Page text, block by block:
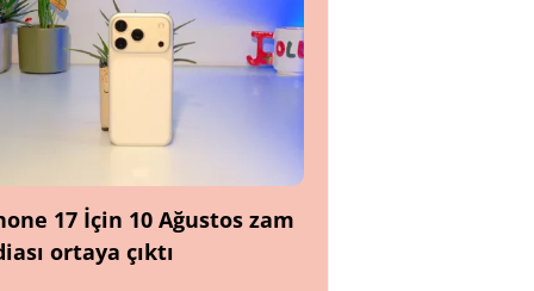
17 İçin 10 Ağustos zam
ortaya çıktı